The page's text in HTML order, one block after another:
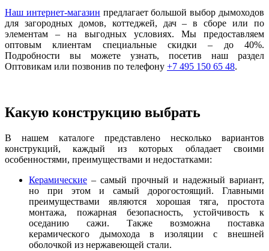
Наш интернет-магазин предлагает большой выбор дымоходов
для загородных домов, коттеджей, дач – в сборе или по
элементам – на выгодных условиях. Мы предоставляем
оптовым клиентам специальные скидки – до 40%.
Подробности вы можете узнать, посетив наш раздел
Оптовикам или позвонив по телефону +7 495 150 65 48.
Какую конструкцию выбрать
В нашем каталоге представлено несколько вариантов
конструкций, каждый из которых обладает своими
особенностями, преимуществами и недостатками:
Керамические – самый прочный и надежный вариант,
но при этом и самый дорогостоящий. Главными
преимуществами являются хорошая тяга, простота
монтажа, пожарная безопасность, устойчивость к
оседанию сажи. Также возможна поставка
керамического дымохода в изоляции с внешней
оболочкой из нержавеющей стали.